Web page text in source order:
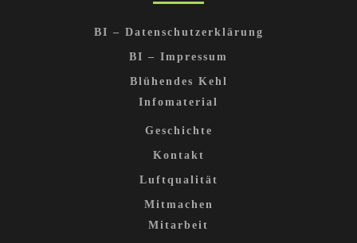
BI – Datenschutzerklärung
BI – Impressum
Blühendes Kehl
Infomaterial
Geschichte
Kontakt
Luftqualität
Mitmachen
Mitarbeit